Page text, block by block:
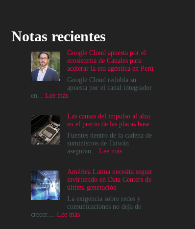
Notas recientes
Google Cloud apuesta por el
ecosistema de Canales para
acelerar la era agéntica en Perú
Google Cloud redobla su
apuesta por el canal integrador
en... Lee más:
apuesta
por
el
ecosistema
de
acelerar
la
era
agéntica
en
Perú
Las causas del impulso al alza
en el precio de las placas base
Fuentes dentro de la cadena de
suministros de Taiwán
aseguran... Lee más:
del
impulso
alza
en
América Latina necesita seguir
invirtiendo en Data Centers de
última generación
La exigencia sobre redes y
comunicaciones no deja de
crecer.... Lee más: